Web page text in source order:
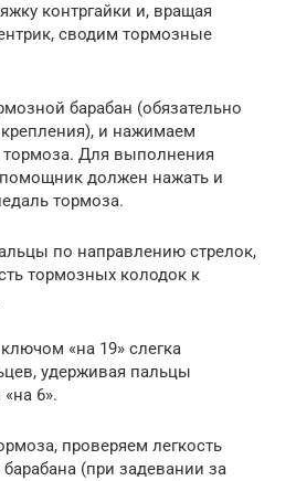
контргайки и, вращая
сводим тормозные
барабан (обязательно
крепления), и нажимаем
тормоза. Для выполнения
должен нажать и
тормоза.
по направлению стрелок,
тормозных колодок к
«на 19» слегка
удерживая пальцы
6».
проверяем легкость
(при задевании за